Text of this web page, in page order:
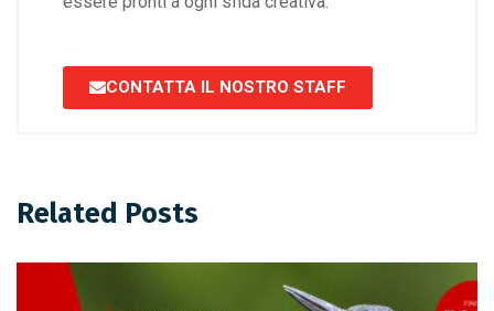
CONTATTA IL NOSTRO STAFF
Related Posts